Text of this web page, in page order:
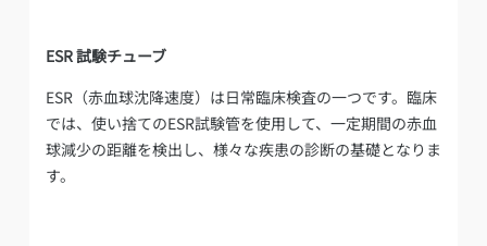
ESR 試験チューブ
ESR（赤血球沈降速度）は日常臨床検査の一つです。臨床
では、使い捨てのESR試験管を使用して、一定期間の赤血
球減少の距離を検出し、様々な疾患の診断の基礎となりま
す。